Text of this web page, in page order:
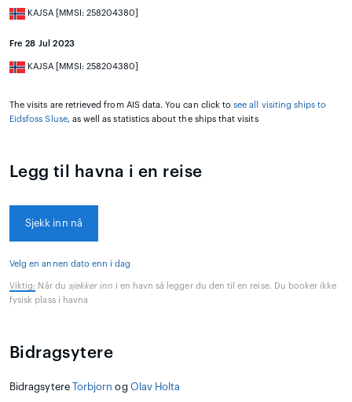
KAJSA [MMSI: 258204380]
Fre 28 Jul 2023
KAJSA [MMSI: 258204380]
The visits are retrieved from AIS data. You can click tosee all visiting ships to
Eidsfoss Sluse, as well as statistics about the ships that visits
Legg til havna i en reise
Sjekk inn nå
Velg en annen dato enn i dag
Viktig: Når du sjekker inn i en havn så legger du den til en reise. Du booker ikke
fysisk plass i havna
Bidragsytere
Bidragsytere Torbjorn og Olav Holta